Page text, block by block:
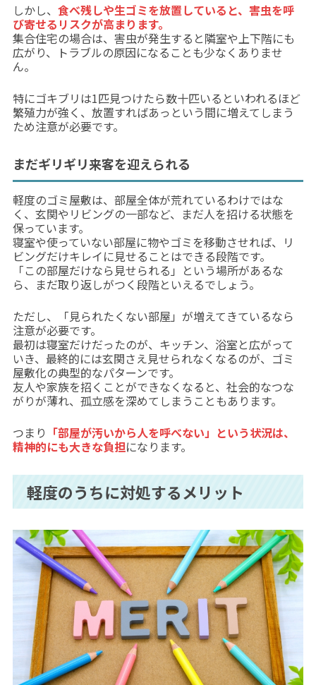
しかし、 食べ残しや生ゴミを放置していると、害虫を呼
び寄せるリスクが高まります。
集合住宅の場合は、害虫が発生すると隣室や上下階にも
広がり、トラブルの原因になることも少なくありませ
ん。
特にゴキブリは1匹見つけたら数十匹いるといわれるほど
繁殖力が強く、放置すればあっという間に増えてしまう
ため注意が必要です。
まだギリギリ来客を迎えられる
軽度のゴミ屋敷は、部屋全体が荒れているわけではな
く、玄関やリビングの一部など、まだ人を招ける状態を
保っています。
寝室や使っていない部屋に物やゴミを移動させれば、リ
ビングだけキレイに見せることはできる段階です。
「この部屋だけなら見せられる」という場所があるな
ら、まだ取り返しがつく段階といえるでしょう。
ただし、「見られたくない部屋」が増えてきているなら
注意が必要です。
最初は寝室だけだったのが、キッチン、浴室と広がって
いき、最終的には玄関さえ見せられなくなるのが、ゴミ
屋敷化の典型的なパターンです。
友人や家族を招くことができなくなると、社会的なつな
がりが薄れ、孤立感を深めてしまうこともあります。
つまり 「部屋が汚いから人を呼べない」という状況は、
精神的にも大きな負担になります。
軽度のうちに対処するメリット